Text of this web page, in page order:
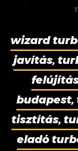
wizard
javítás,
tisztítás,
eladó